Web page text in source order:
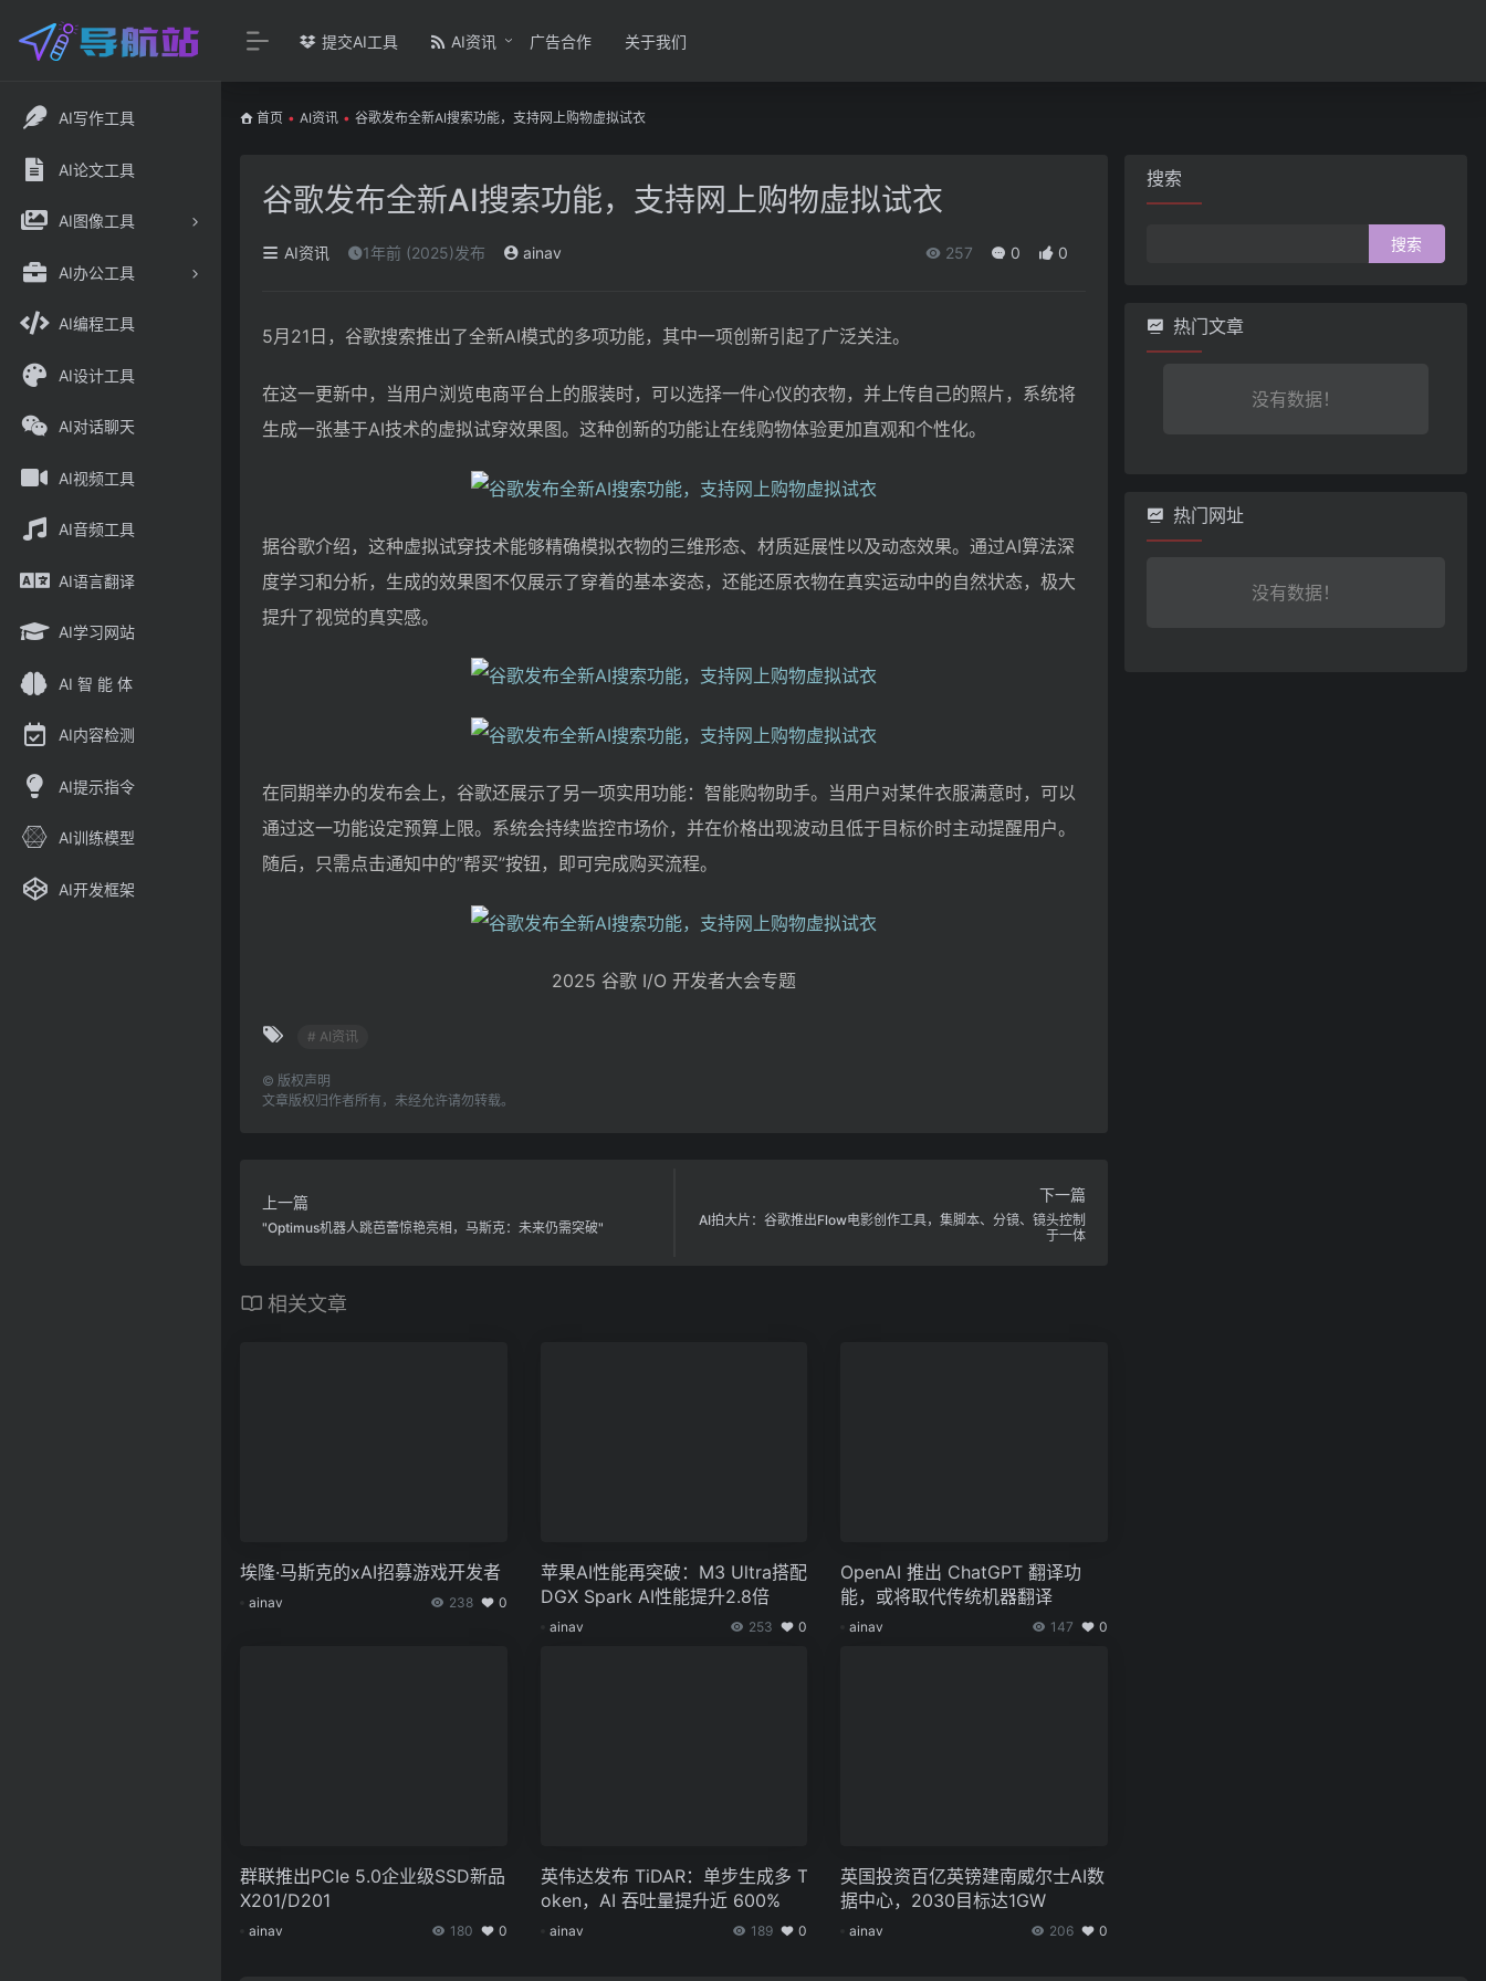
AI写作工具
AI论文工具
AI图像工具
AI办公工具
AI编程工具
AI设计工具
AI对话聊天
AI视频工具
AI音频工具
AI语言翻译
AI学习网站
AI 智 能 体
AI内容检测
AI提示指令
AI训练模型
AI开发框架
提交AI工具 AI资讯 广告合作 关于我们
首页 • AI资讯 • 谷歌发布全新AI搜索功能，支持网上购物虚拟试衣
谷歌发布全新AI搜索功能，支持网上购物虚拟试衣
AI资讯 1年前 (2025)发布 ainav 257 0 0
5月21日，谷歌搜索推出了全新AI模式的多项功能，其中一项创新引起了广泛关注。
在这一更新中，当用户浏览电商平台上的服装时，可以选择一件心仪的衣物，并上传自己的照片，系统将
生成一张基于AI技术的虚拟试穿效果图。这种创新的功能让在线购物体验更加直观和个性化。
据谷歌介绍，这种虚拟试穿技术能够精确模拟衣物的三维形态、材质延展性以及动态效果。通过AI算法深
度学习和分析，生成的效果图不仅展示了穿着的基本姿态，还能还原衣物在真实运动中的自然状态，极大
提升了视觉的真实感。
在同期举办的发布会上，谷歌还展示了另一项实用功能：智能购物助手。当用户对某件衣服满意时，可以
通过这一功能设定预算上限。系统会持续监控市场价，并在价格出现波动且低于目标价时主动提醒用户。
随后，只需点击通知中的”帮买”按钮，即可完成购买流程。
2025 谷歌 I/O 开发者大会专题
# AI资讯
© 版权声明
文章版权归作者所有，未经允许请勿转载。
上一篇
"Optimus机器人跳芭蕾惊艳亮相，马斯克：未来仍需突破"
下一篇
AI拍大片：谷歌推出Flow电影创作工具，集脚本、分镜、镜头控制
于一体
相关文章
埃隆·马斯克的xAI招募游戏开发者
ainav 238 0
苹果AI性能再突破：M3 Ultra搭配
DGX Spark AI性能提升2.8倍
ainav 253 0
OpenAI 推出 ChatGPT 翻译功
能，或将取代传统机器翻译
ainav 147 0
群联推出PCIe 5.0企业级SSD新品
X201/D201
ainav 180 0
英伟达发布 TiDAR：单步生成多 T
oken，AI 吞吐量提升近 600%
ainav 189 0
英国投资百亿英镑建南威尔士AI数
据中心，2030目标达1GW
ainav 206 0
搜索
热门文章
没有数据！
热门网址
没有数据！